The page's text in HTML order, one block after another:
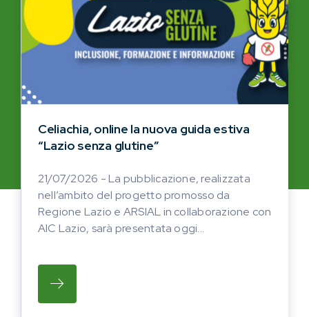
Celiachia, online la nuova guida estiva
“Lazio senza glutine”
21/07/2026 - La pubblicazione, realizzata
nell’ambito del progetto promosso da
Regione Lazio e ARSIAL in collaborazione con
AIC Lazio, sarà presentata oggi...
SU LA PUBBLICAZIONE, REALIZZATA